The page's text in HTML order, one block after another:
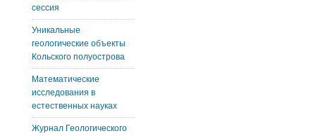
сессия
Уникальные
геологические объекты
Кольского полуострова
Математические
исследования в
естественных науках
Журнал Геологического